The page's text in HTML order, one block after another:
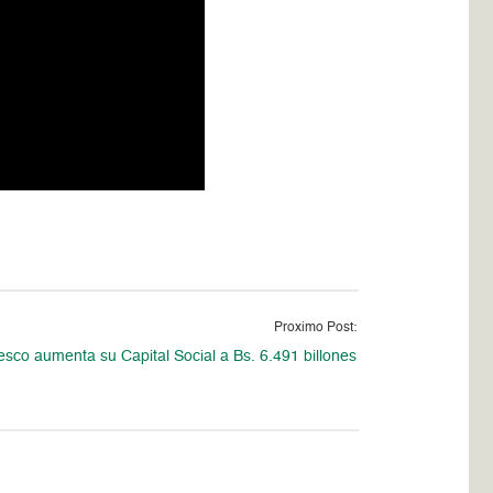
Proximo Post:
aumenta su Capital Social a Bs. 6.491 billones